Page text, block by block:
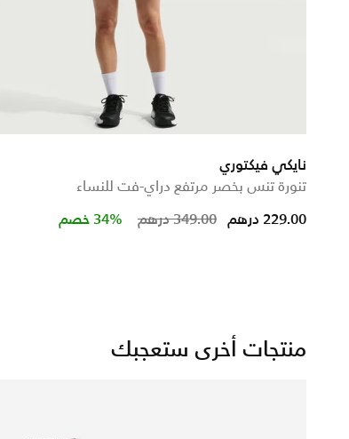
نايكي فيكتوري
تنورة تنس بخصر مرتفع دراي-فت للنساء
Price reduced from349.00 درهم to 229.00 درهم 34% خصم
منتجات أخرى ستعجبك